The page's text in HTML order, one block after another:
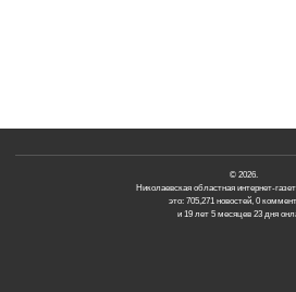
© 2026.
Николаевская областная интернет-
это: 705,271 новостей, 0
и 19 лет 5 месяцев 23 дня